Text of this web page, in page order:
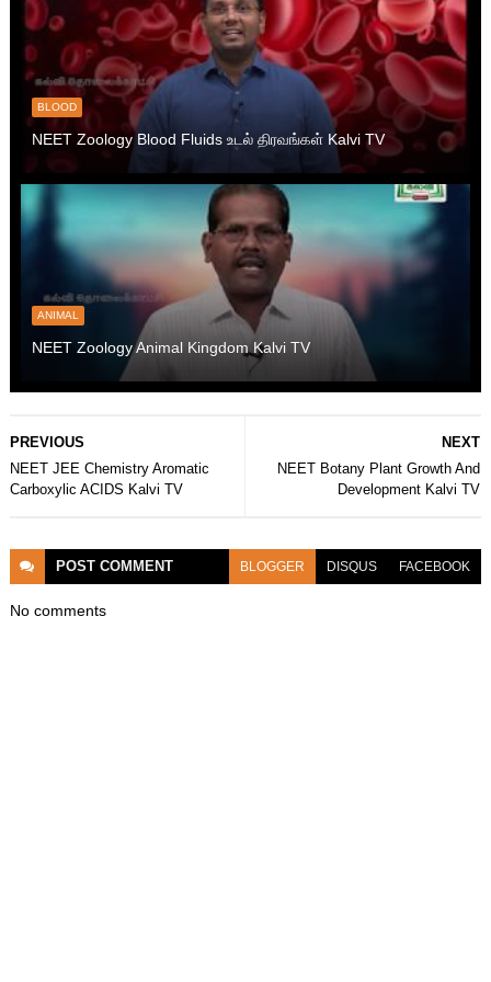
BLOOD
NEET Zoology Blood Fluids உடல் திரவங்கள் Kalvi TV
ANIMAL
NEET Zoology Animal Kingdom Kalvi TV
NEXT
NEET Botany Plant Growth And
Development Kalvi TV
PREVIOUS
NEET JEE Chemistry Aromatic
Carboxylic ACIDS Kalvi TV
POST COMMENT BLOGGER DISQUS FACEBOOK
No comments